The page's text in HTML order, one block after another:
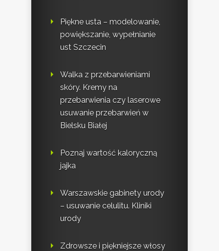
Piękne usta – modelowanie,
powiększanie, wypełnianie
ust Szczecin
Walka z przebarwieniami
skóry. Kremy na
przebarwienia czy laserowe
usuwanie przebarwień w
Bielsku Białej
Poznaj wartość kaloryczną
jajka
Warszawskie gabinety urody
– usuwanie celulitu. Kliniki
urody
Zdrowsze i piękniejsze włosy